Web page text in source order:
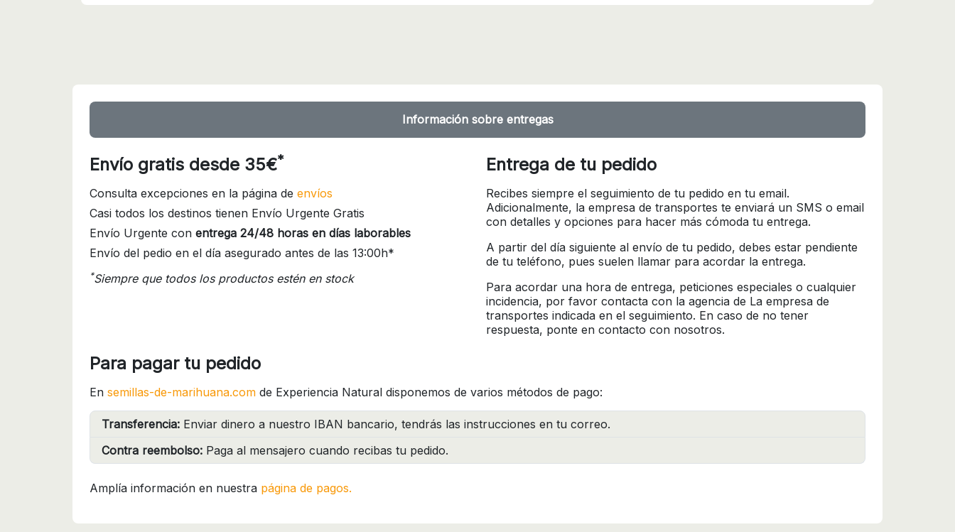
Información sobre entregas
Envío gratis desde 35€*
Consulta excepciones en la página de envíos
Casi todos los destinos tienen Envío Urgente Gratis
Envío Urgente con entrega 24/48 horas en días laborables
Envío del pedio en el día asegurado antes de las 13:00h*
*Siempre que todos los productos estén en stock
Entrega de tu pedido
Recibes siempre el seguimiento de tu pedido en tu email.
Adicionalmente, la empresa de transportes te enviará un SMS o email
con detalles y opciones para hacer más cómoda tu entrega.
A partir del día siguiente al envío de tu pedido, debes estar pendiente
de tu teléfono, pues suelen llamar para acordar la entrega.
Para acordar una hora de entrega, peticiones especiales o cualquier
incidencia, por favor contacta con la agencia de La empresa de
transportes indicada en el seguimiento. En caso de no tener
respuesta, ponte en contacto con nosotros.
Para pagar tu pedido
En semillas-de-marihuana.com de Experiencia Natural disponemos de varios métodos de pago:
Transferencia: Enviar dinero a nuestro IBAN bancario, tendrás las instrucciones en tu correo.
Contra reembolso: Paga al mensajero cuando recibas tu pedido.
Amplía información en nuestra página de pagos.